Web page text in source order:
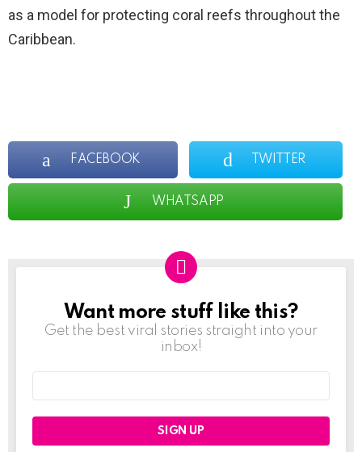
as a model for protecting coral reefs throughout the
Caribbean.
FACEBOOK TWITTER
WHATSAPP
NEWSLETTER
Want more stuff like this?
Get the best viral stories straight into your
inbox!